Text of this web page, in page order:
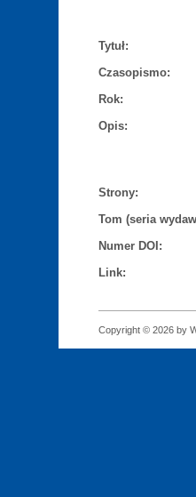
Tytuł:
Czasopismo:
Rok:
Opis:
Strony:
Tom (seria
Numer DOI:
Link:
Copyright © 2026 by